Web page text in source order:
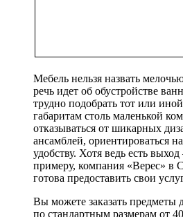
Мебель нельзя назвать
речь идет об обустройстве
трудно подобрать тот или
габаритам столь маленькой
отказываться от шикарных
ансамблей, ориентироваться
удобству. Хотя ведь есть
примеру, компания «Верес» в
готова предоставить свои
Вы можете заказать предметы
по стандартным размерам от